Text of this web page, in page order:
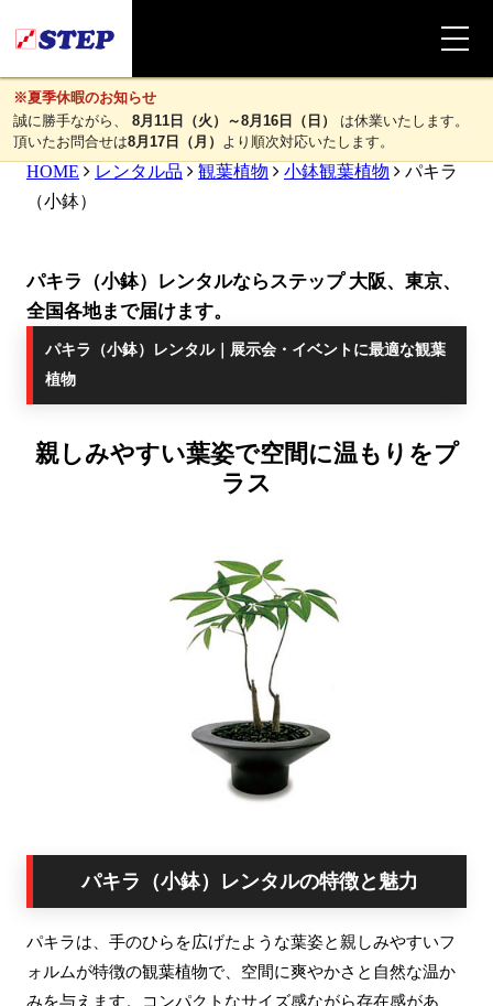
※夏季休暇のお知らせ
誠に勝手ながら、
8月11日（火）～8月16日（日） は休業いたします。
頂いたお問合せは8月17日（月） より順次対応いたします。
HOME レンタル品 観葉植物 小鉢観葉植物
パキラ
（小鉢）
パキラ（小鉢）レンタルならステップ 大阪、東京、
全国各地まで届けます。
パキラ（小鉢）レンタル｜展示会・イベントに最適な観葉
植物
親しみやすい葉姿で空間に温もりをプ
ラス
パキラ（小鉢）レンタルの特徴と魅力
パキラは、手のひらを広げたような葉姿と親しみやすいフ
ォルムが特徴の観葉植物で、空間に爽やかさと自然な温か
みを与えます。コンパクトなサイズ感ながら存在感があ